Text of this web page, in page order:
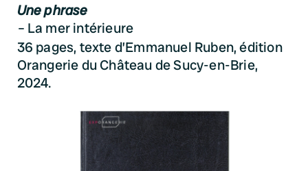
Une phrase
La mer intérieure
36 pages, texte d’Emmanuel Ruben, édition
Orangerie du Château de Sucy-en-Brie,
2024.